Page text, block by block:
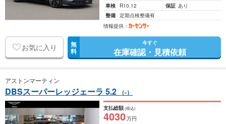
車検
R10.12 保証 あり
整備 定期点検整備有
情報提供：
お気に入り 無
料
今すぐ
在庫確認・見積依頼
アストンマーティン
DBSスーパーレッジェーラ 5.2 （-）
支払総額(税込)
4030万円